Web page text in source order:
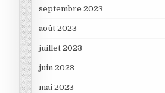
septembre 2023
août 2023
juillet 2023
juin 2023
mai 2023